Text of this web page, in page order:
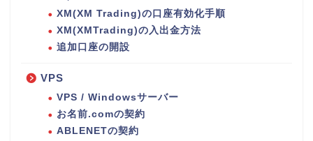
XM(XM Trading)の口座有効化手順
XM(XMTrading)の入出金方法
追加口座の開設
VPS
VPS / Windowsサーバー
お名前.comの契約
ABLENETの契約